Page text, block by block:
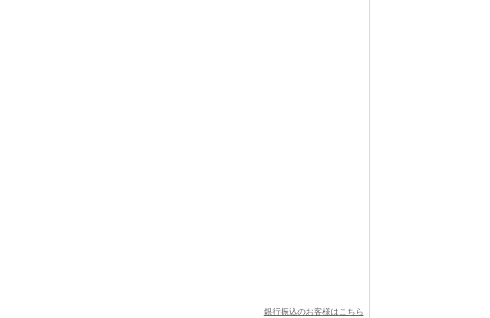
銀行振込のお客様はこちら